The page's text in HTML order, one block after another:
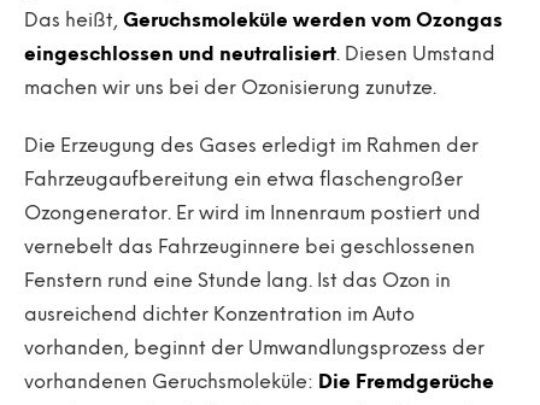
Das heißt, Geruchsmoleküle werden vom Ozongas
eingeschlossen und neutralisiert. Diesen Umstand
machen wir uns bei der Ozonisierung zunutze.
Die Erzeugung des Gases erledigt im Rahmen der
Fahrzeugaufbereitung ein etwa flaschengroßer
Ozongenerator. Er wird im Innenraum postiert und
vernebelt das Fahrzeuginnere bei geschlossenen
Fenstern rund eine Stunde lang. Ist das Ozon in
ausreichend dichter Konzentration im Auto
vorhanden, beginnt der Umwandlungsprozess der
vorhandenen Geruchsmoleküle: Die Fremdgerüche